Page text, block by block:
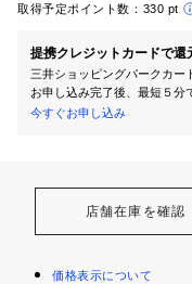
取得予定ポイント数： 330 pt
提携クレジットカードで還
三井ショッピングパークカー
お申し込み完了後、最短５分
今すぐお申し込み
店舗在庫を確認
価格表示について